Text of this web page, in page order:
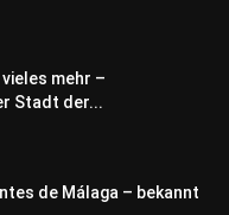
mehr –
Stadt der...
de Málaga – bekannt